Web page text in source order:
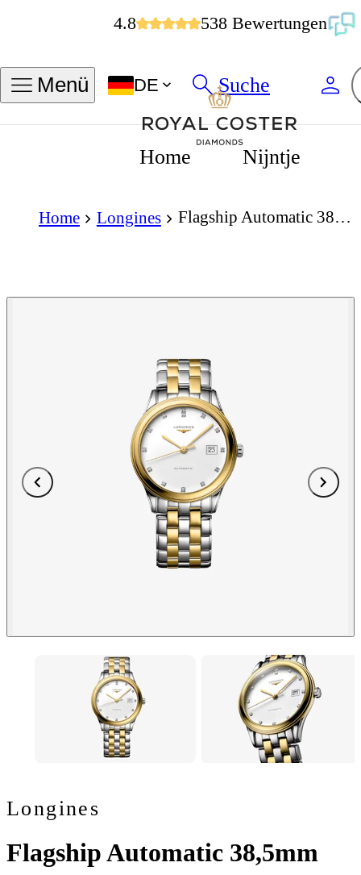
4.8 538 Bewertungen
Menü DE Suche
Home Nijntje
Home Longines
Longines
Flagship Automatic 38,5mm